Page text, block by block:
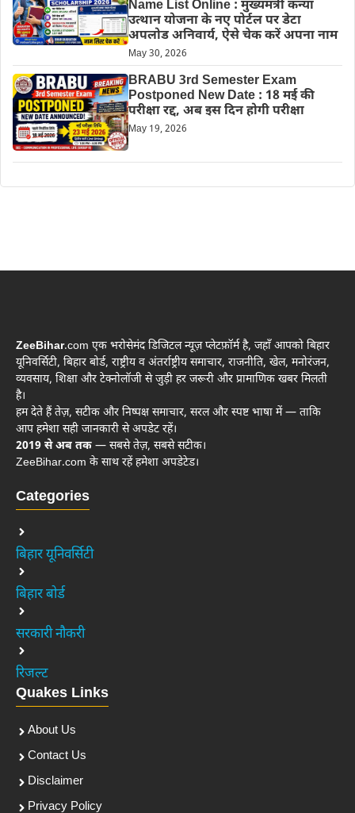
Name List Online : मुख्यमंत्री कन्या
उत्थान योजना के नए पोर्टल पर डेटा
अपलोड अनिवार्य, ऐसे चेक करें अपना नाम
May 30, 2026
BRABU 3rd Semester Exam
Postponed New Date : 18 मई की
परीक्षा रद्द, अब इस दिन होगी परीक्षा
May 19, 2026
ZeeBihar.com एक भरोसेमंद डिजिटल न्यूज़ प्लेटफ़ॉर्म है, जहाँ आपको बिहार
यूनिवर्सिटी, बिहार बोर्ड, राष्ट्रीय व अंतर्राष्ट्रीय समाचार, राजनीति, खेल, मनोरंजन,
व्यवसाय, शिक्षा और टेक्नोलॉजी से जुड़ी हर जरूरी और प्रामाणिक खबर मिलती
है।
हम देते हैं तेज़, सटीक और निष्पक्ष समाचार, सरल और स्पष्ट भाषा में — ताकि
आप हमेशा सही जानकारी से अपडेट रहें।
2019 से अब तक — सबसे तेज़, सबसे सटीक।
ZeeBihar.com के साथ रहें हमेशा अपडेटेड।
Categories
बिहार यूनिवर्सिटी
बिहार बोर्ड
सरकारी नौकरी
रिजल्ट
Quakes Links
About Us
Contact Us
Disclaimer
Privacy Policy